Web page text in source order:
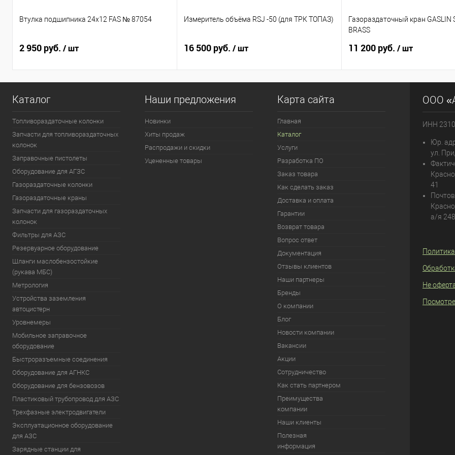
Втулка подшипника 24х12 FAS № 87054
2 950 руб. / шт
Измеритель объёма RSJ -50 (для ТРК ТОПАЗ)
16 500 руб. / шт
Газораздаточный кран GASLIN
BRASS
11 200 руб. / шт
Каталог
Топливораздаточные колонки
Запчасти для топливораздаточных
колонок
Заправочные пистолеты
Оборудование для АГЗС
Газораздаточные колонки
Газораздаточные краны
Запчасти для газораздаточных
колонок
Фильтры для АЗС
Резервуарное оборудование
Шланги маслобензостойкие
(рукава МБС)
Метрология
Устройства заземления
автоцистерн
Уровнемеры
Мобильное заправочное
оборудование
Быстроразъемные соединения
Оборудование для АГНКС
Оборудование для бензовозов
Пластиковый трубопровод для АЗС
Трехфазные электродвигатели
Эксплуатационное оборудование
для АЗС
Зарядные станции для
Наши предложения
Новинки
Хиты продаж
Распродажи и скидки
Уцененные товары
Карта сайта
Главная
Каталог
Услуги
Разработка ПО
Заказ товара
Как сделать заказ
Доставка и оплата
Гарантии
Возврат товара
Вопрос ответ
Документация
Отзывы клиентов
Наши партнеры
Бренды
О компании
Блог
Новости компании
Вакансии
Акции
Сотрудничество
Как стать партнером
Преимущества
компании
Наши клиенты
Полезная
информация
ООО
ИНН
Юр.
ул.
41
а/я
Не